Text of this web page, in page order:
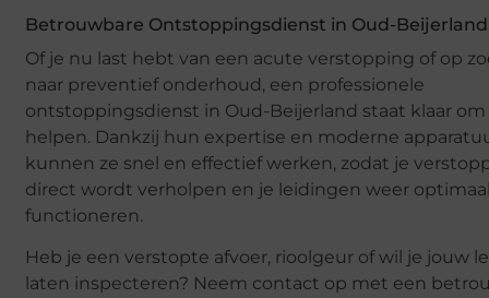
Betrouwbare Ontstoppingsdienst in Oud-Beijerland
Of je nu last hebt van een acute verstopping of op
naar preventief onderhoud, een professionele
ontstoppingsdienst in Oud-Beijerland staat klaar
helpen. Dankzij hun expertise en moderne
kunnen ze snel en effectief werken, zodat je
direct wordt verholpen en je leidingen weer
functioneren.
Heb je een verstopte afvoer, rioolgeur of wil je jouw
laten inspecteren? Neem contact op met een